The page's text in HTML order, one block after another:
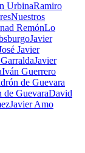
UrbinaRamiro
Nuestros
RemónLo
Javier
Javier
Javier
Iván Guerrero
de Guevara
de GuevaraDavid
Javier Amo